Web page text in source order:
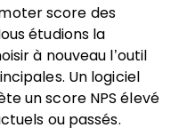
score des
étudions la
à nouveau l’outil
Un logiciel
un score NPS élevé
ou passés.